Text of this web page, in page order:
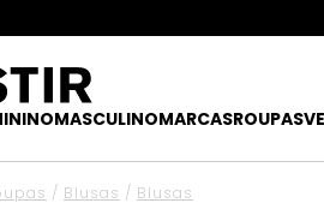
MASCULINOMARCASROUPAS
/ Blusas / Blusas